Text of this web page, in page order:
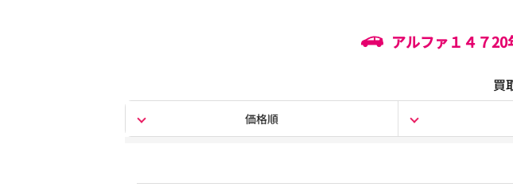
アルファ１４７20
買
価格順